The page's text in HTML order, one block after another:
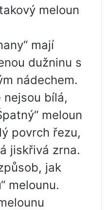
meloun
mají
dužninu s
nádechem.
nejsou bílá,
meloun
povrch řezu,
jiskřivá zrna.
jak
melounu.